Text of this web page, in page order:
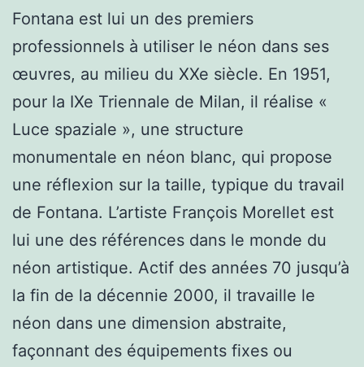
Fontana est lui un des premiers
professionnels à utiliser le néon dans ses
œuvres, au milieu du XXe siècle. En 1951,
pour la IXe Triennale de Milan, il réalise «
Luce spaziale », une structure
monumentale en néon blanc, qui propose
une réflexion sur la taille, typique du travail
de Fontana. L’artiste François Morellet est
lui une des références dans le monde du
néon artistique. Actif des années 70 jusqu’à
la fin de la décennie 2000, il travaille le
néon dans une dimension abstraite,
façonnant des équipements fixes ou